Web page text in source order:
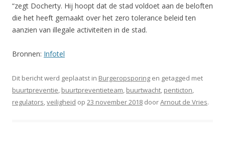
“zegt Docherty. Hij hoopt dat de stad voldoet aan de beloften
die het heeft gemaakt over het zero tolerance beleid ten
aanzien van illegale activiteiten in de stad.
Bronnen: Infotel
Dit bericht werd geplaatst in Burgeropsporing en getagged met
buurtpreventie, buurtpreventieteam, buurtwacht, penticton,
regulators,veiligheid op 23 november 2018 doorArnout de Vries.